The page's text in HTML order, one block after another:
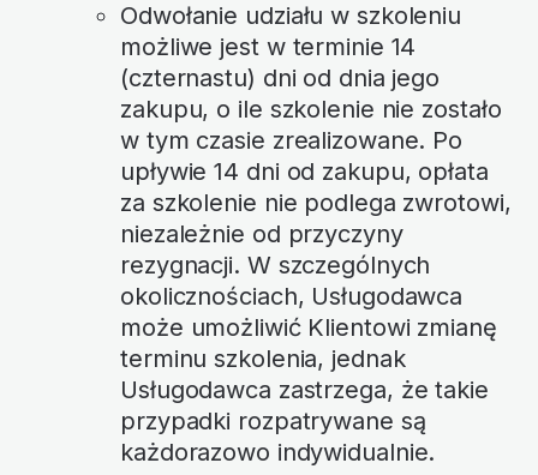
Odwołanie udziału w szkoleniu
możliwe jest w terminie 14
(czternastu) dni od dnia jego
zakupu, o ile szkolenie nie zostało
w tym czasie zrealizowane. Po
upływie 14 dni od zakupu, opłata
za szkolenie nie podlega zwrotowi,
niezależnie od przyczyny
rezygnacji. W szczególnych
okolicznościach, Usługodawca
może umożliwić Klientowi zmianę
terminu szkolenia, jednak
Usługodawca zastrzega, że takie
przypadki rozpatrywane są
każdorazowo indywidualnie.